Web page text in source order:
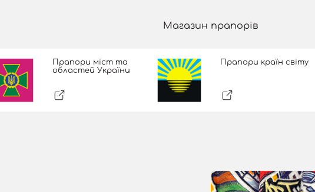
Магазин прапорів
Прапори міст та
областей України
Прапори країн світу